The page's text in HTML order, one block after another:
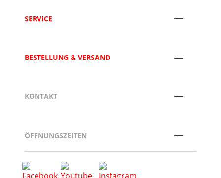
SERVICE
BESTELLUNG & VERSAND
KONTAKT
ÖFFNUNGSZEITEN